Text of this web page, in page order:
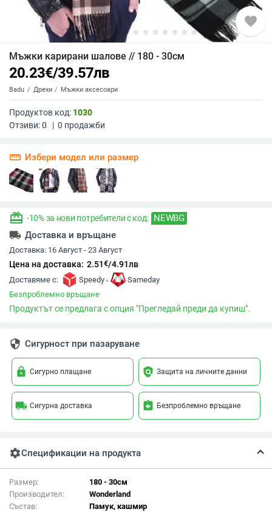
favorite
Мъжки карирани шалове // 180 - 30см
20.23€/39.57лв
Badu Дрехи Мъжки аксесоари
Продуктов код: 1030
Отзиви:0 | 0 продажби
straighten Избери модел или размер
redeem -10% за нови потребители с код: NEWBG
local_shipping Доставка и връщане
Доставка: 16 Август - 23 Август
Цена на доставка: 2.51€/4.91лв
Доставяме с: Speedy ,
Sameday
Безпроблемно връщане
Продуктът се предлага с опция "Прегледай преди да купиш".
security Сигурност при пазаруване
lock Сигурно плащане policy Защита на личните данни
local_shipping Сигурна доставка assignment_return Безпроблемно връщане
settingsСпецификации на продукта
Размер:
180 - 30см
Производител:
Wonderland
Състав:
Памук, кашмир